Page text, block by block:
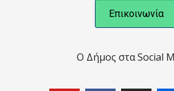
Επικοινωνία
Ο Δήμος στα Social